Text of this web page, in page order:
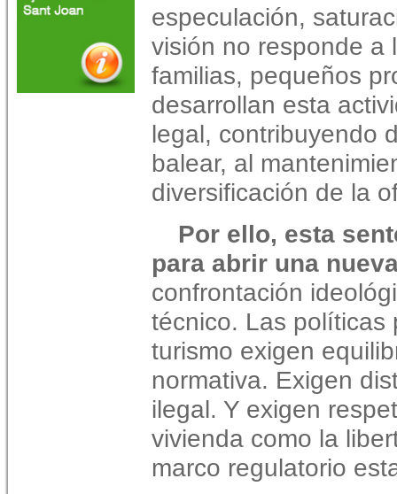
especulación,
visión no responde a
familias, pequeños
desarrollan esta
legal, contribuyendo
balear, al
diversificación de la
Por ello, esta
para abrir una
confrontación
técnico. Las políticas
turismo exigen
normativa. Exigen
ilegal. Y exigen
vivienda como la
marco regulatorio